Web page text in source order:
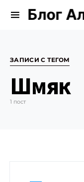
Блог
Search for:
ЗАПИСИ С ТЕГОМ
Шмяк
1 пост